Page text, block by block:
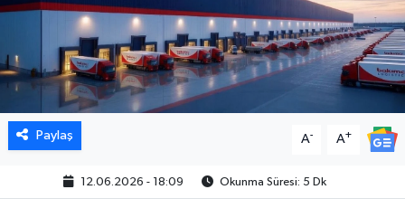
Paylaş A- A+
12.06.2026 - 18:09 Okunma Süresi: 5 Dk